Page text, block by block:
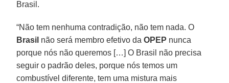
Brasil.
“Não tem nenhuma contradição, não tem nada. O
Brasil não será membro efetivo daOPEP nunca
porque nós não queremos […] O Brasil não precisa
seguir o padrão deles, porque nós temos um
combustível diferente, tem uma mistura mais